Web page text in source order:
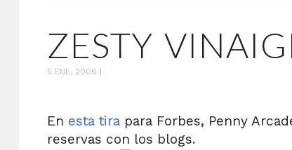
ZESTY
5 ENE, 2006 |
En esta tira para Forbes, Penny
reservas con los blogs.